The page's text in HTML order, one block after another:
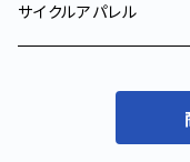
サイクルトレーナー
コンポーネント
サイクルアパレル
サイクルジャージ